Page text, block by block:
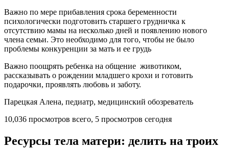
Важно по мере прибавления срока беременности
психологически подготовить старшего грудничка к
отсутствию мамы на несколько дней и появлению нового
члена семьи. Это необходимо для того, чтобы не было
проблемы конкуренции за мать и ее грудь
Важно поощрять ребенка на общение животиком,
рассказывать о рождении младшего крохи и готовить
подарочки, проявлять любовь и заботу.
Парецкая Алена, педиатр, медицинский обозреватель
10,036 просмотров всего, 5 просмотров сегодня
Ресурсы тела матери: делить на троих